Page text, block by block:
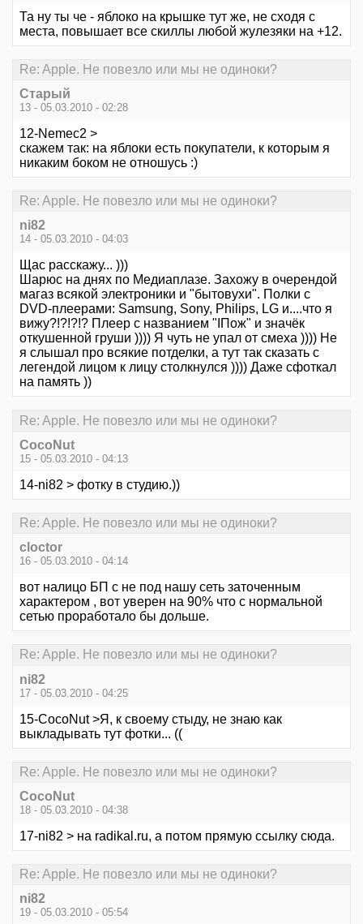
Та ну ты че - яблоко на крышке тут же, не сходя с
места, повышает все скиллы любой жулезяки на +12.
Re: Apple. Не повезло или мы не одиноки?
Старый
13 - 05.03.2010 - 02:28
12-Nemec2 >
скажем так: на яблоки есть покупатели, к которым я
никаким боком не отношусь :)
Re: Apple. Не повезло или мы не одиноки?
ni82
14 - 05.03.2010 - 04:03
Щас расскажу... )))
Шарюс на днях по Медиаплазе. Захожу в очерендой
магаз всякой электроники и "бытовухи". Полки с
DVD-плеерами: Samsung, Sony, Philips, LG и....что я
вижу?!?!?!? Плеер с названием "IПож" и значёк
откушенной груши )))) Я чуть не упал от смеха )))) Не
я слышал про всякие потделки, а тут так сказать с
легендой лицом к лицу столкнулся )))) Даже сфоткал
на память ))
Re: Apple. Не повезло или мы не одиноки?
CocoNut
15 - 05.03.2010 - 04:13
14-ni82 > фотку в студию.))
Re: Apple. Не повезло или мы не одиноки?
cloctor
16 - 05.03.2010 - 04:14
вот налицо БП с не под нашу сеть заточенным
характером , вот уверен на 90% что с нормальной
сетью проработало бы дольше.
Re: Apple. Не повезло или мы не одиноки?
ni82
17 - 05.03.2010 - 04:25
15-CocoNut >Я, к своему стыду, не знаю как
выкладывать тут фотки... ((
Re: Apple. Не повезло или мы не одиноки?
CocoNut
18 - 05.03.2010 - 04:38
17-ni82 > на radikal.ru, а потом прямую ссылку сюда.
Re: Apple. Не повезло или мы не одиноки?
ni82
19 - 05.03.2010 - 05:54